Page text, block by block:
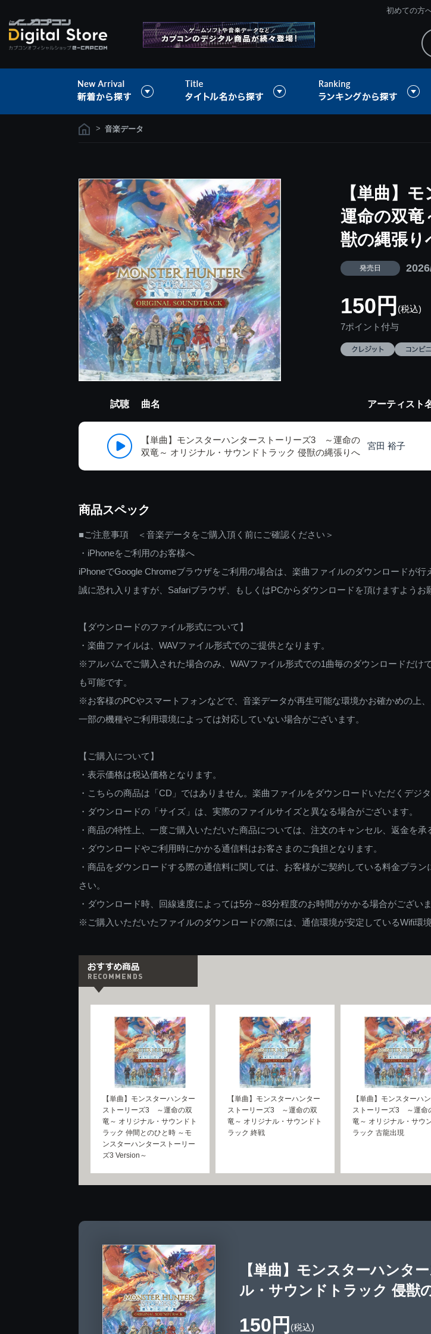
初めての方
> 音楽データ
【単曲】
運命の双
獣の縄張り
発売日
150円 (税込)
7ポイント付与
試聴 曲名 アーティスト
【単曲】モンスターハンターストーリーズ3 ～運命の
双竜～ オリジナル・サウンドトラック 侵獣の縄張りへ
宮田 裕子
商品スペック
■ご注意事項 ＜音楽データをご購入頂く前にご確認ください＞
・iPhoneをご利用のお客様へ
iPhoneでGoogle Chromeブラウザをご利用の場合は、楽曲ファイルのダウンロードが行
誠に恐れ入りますが、Safariブラウザ、もしくはPCからダウンロードを頂けますようお
【ダウンロードのファイル形式について】
・楽曲ファイルは、WAVファイル形式でのご提供となります。
※アルバムでご購入された場合のみ、WAVファイル形式での1曲毎のダウンロードだけ
も可能です。
※お客様のPCやスマートフォンなどで、音楽データが再生可能な環境かお確かめの上、
一部の機種やご利用環境によっては対応していない場合がございます。
【ご購入について】
・表示価格は税込価格となります。
・こちらの商品は「CD」ではありません。楽曲ファイルをダウンロードいただくデジ
・ダウンロードの「サイズ」は、実際のファイルサイズと異なる場合がございます。
・商品の特性上、一度ご購入いただいた商品については、注文のキャンセル、返金を承
・ダウンロードやご利用時にかかる通信料はお客さまのご負担となります。
・商品をダウンロードする際の通信料に関しては、お客様がご契約している料金プラ
さい。
・ダウンロード時、回線速度によっては5分～83分程度のお時間がかかる場合がございま
※ご購入いただいたファイルのダウンロードの際には、通信環境が安定しているWifi環
【単曲】モンスターハンター
ストーリーズ3 ～運命の双
竜～ オリジナル・サウンドト
ラック 仲間とのひと時 ～モ
ンスターハンターストーリー
ズ3 Version～
【単曲】モンスターハンター
ストーリーズ3 ～運命の双
竜～ オリジナル・サウンドト
ラック 終戦
【単曲】モンスターハ
ストーリーズ3 ～運命
竜～ オリジナル・サウ
ラック 古龍出現
【単曲】モンスターハンタ
ル・サウンドトラック 侵獣
150円 (税込)